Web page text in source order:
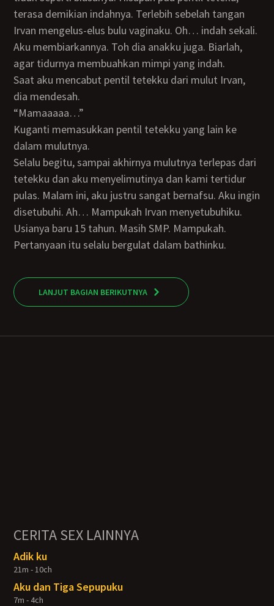
terasa demikian indahnya. Terlebih sebelah tangan
Irvan mengelus-elus bulu vaginaku. Oh… indah sekali.
Aku membiarkannya. Toh dia anakku juga. Biarlah,
agar tidurnya membuahkan mimpi yang indah.
Saat aku mencabut pentil tetekku dari mulut Irvan,
dia mendesah.
“Mamaaaaa…”
Kuganti memasukkan pentil tetekku yang lain ke
dalam mulutnya.
Selalu begitu, sampai akhirnya mulutnya terlepas dari
tetekku dan aku menyelimutinya dan kami tertidur
pulas. Malam ini, aku justru sangat bernafsu. Aku ingin
disetubuhi. Ah… Mampukah Irvan menyetubuhiku.
Usianya baru 15 tahun. Masih SMP. Mampukah.
Pertanyaan itu selalu bergulat dalam bathinku.
LANJUT BAGIAN BERIKUTNYA
CERITA SEX LAINNYA
Adik ku
21m - 10ch
Aku dan Tiga Sepupuku
7m - 4ch